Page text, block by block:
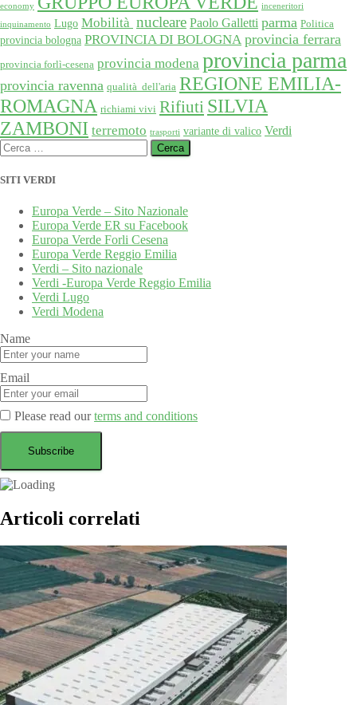
economy inceneritori
inquinamento Lugo Mobilità nucleare Paolo Galletti parma Politica
provincia bologna PROVINCIA DI BOLOGNA provincia ferrara
provincia forlì-cesena provincia modena provincia parma
provincia ravenna qualità dell'aria REGIONE EMILIA-
ROMAGNA richiami vivi Rifiuti SILVIA
ZAMBONI terremoto trasporti variante di valico Verdi
Ricerca
per:
SITI VERDI
Europa Verde – Sito Nazionale
Europa Verde ER su Facebook
Europa Verde Forli Cesena
Europa Verde Reggio Emilia
Verdi – Sito nazionale
Verdi -Europa Verde Reggio Emilia
Verdi Lugo
Verdi Modena
Name
Email
Please read ourterms and conditions
Articoli correlati